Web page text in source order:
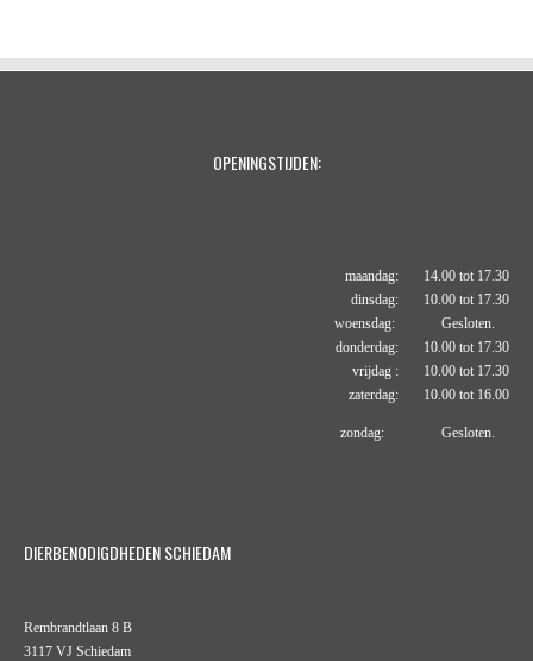
OPENINGSTIJDEN:
maandag: 14.00 tot 17.30
dinsdag: 10.00 tot 17.30
woensdag: Gesloten.
donderdag: 10.00 tot 17.30
vrijdag : 10.00 tot 17.30
zaterdag: 10.00 tot 16.00
zondag: Gesloten.
DIERBENODIGDHEDEN SCHIEDAM
Rembrandtlaan 8 B
3117 VJ Schiedam